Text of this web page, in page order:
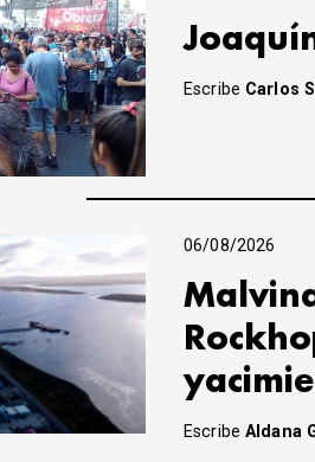
Escribe Carlos
06/08/2026
EscribeAldana